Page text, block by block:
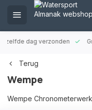
zelfde dag verzonden
Terug
Wempe
Wempe